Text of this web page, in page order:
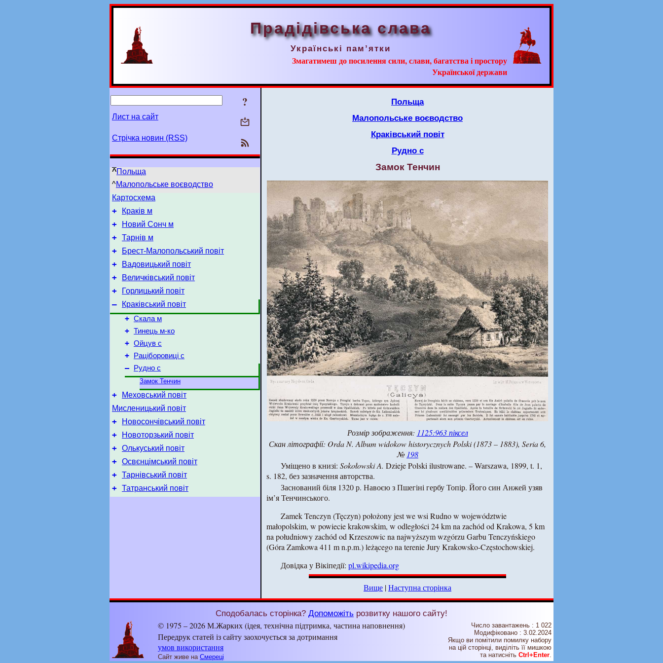
Прадідівська слава
Українські пам’ятки
Змагатимеш до посилення сили, слави, багатства і простору
Української держави
?
Лист на сайт
Стрічка новин (RSS)
^Польща
^Малопольське воєводство
Картосхема
+ Краків м
+ Новий Сонч м
+ Тарнів м
+ Брест-Малопольський повіт
+ Вадовицький повіт
+ Величківський повіт
+ Горлицький повіт
–
Краківський повіт
+ Скала м
+ Тинець м-ко
+ Ойцув с
+ Раціборовиці с
– Рудно с
Замок Тенчин
+
Меховський повіт
Мисленицький повіт
+ Новосончівський повіт
+ Новоторзький повіт
+ Олькуський повіт
+ Освєнцімський повіт
+ Тарнівський повіт
+ Татранський повіт
Польща
Малопольське воєводство
Краківський повіт
Рудно с
Замок Тенчин
Розмір зображення: 1125:963 піксел
Скан літографії: Orda N. Album widokow historycznych Polski (1873 – 1883), Seria 6,
№ 198
Уміщено в книзі: Sokołowski A. Dzieje Polski ilustrowane. – Warszawa, 1899, t. 1,
s. 182, без зазначення авторства.
Заснований біля 1320 р. Навоєю з Пшегіні гербу Топір. Його син Анжей узяв
ім’я Тенчинського.
Zamek Tenczyn (Tęczyn) położony jest we wsi Rudno w województwie
małopolskim, w powiecie krakowskim, w odległości 24 km na zachód od Krakowa, 5 km
na południowy zachód od Krzeszowic na najwyższym wzgórzu Garbu Tenczyńskiego
(Góra Zamkowa 411 m n.p.m.) leżącego na terenie Jury Krakowsko-Częstochowskiej.
Довідка у Вікіпедії: pl.wikipedia.org
Вище |Наступна сторінка
Сподобалась сторінка? Допоможіть розвитку нашого сайту!
© 1975 – 2026 М.Жарких (ідея, технічна підтримка, частина наповнення)
Передрук статей із сайту заохочується за дотримання
умов використання
Сайт живе на Смереці
Число завантажень : 1 022
Модифіковано : 3.02.2024
Якщо ви помітили помилку набору
на цiй сторiнцi, видiлiть її мишкою
та натисніть Ctrl+Enter.